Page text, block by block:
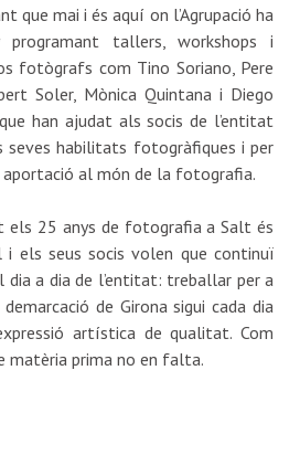
que mai i és aquí on l’Agrupació ha
programant tallers, workshops i
fotògrafs com Tino Soriano, Pere
Soler, Mònica Quintana i Diego
han ajudat als socis de l’entitat
habilitats fotogràfiques i per
al món de la fotografia.
els 25 anys de fotografia a Salt és
els seus socis volen que continuï
a dia de l’entitat: treballar per a
de Girona sigui cada dia
artística de qualitat. Com
matèria prima no en falta.